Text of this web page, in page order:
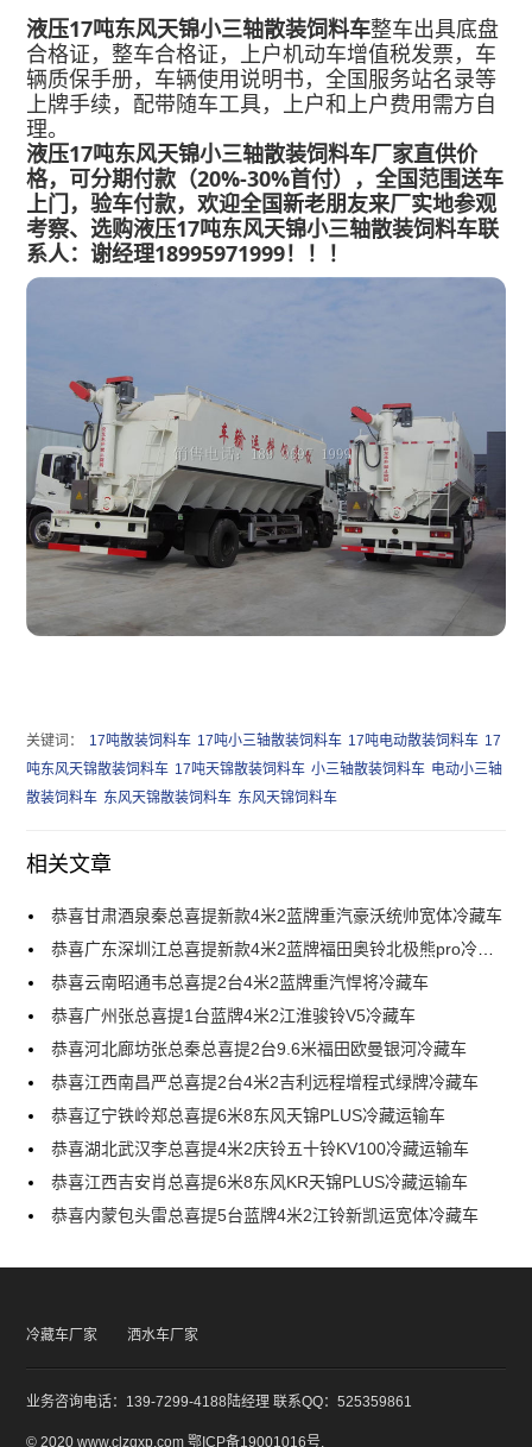
液压17吨东风天锦小三轴散装饲料车整车出具底盘
合格证，整车合格证，上户机动车增值税发票，车
辆质保手册，车辆使用说明书，全国服务站名录等
上牌手续，配带随车工具，上户和上户费用需方自
理。
液压17吨东风天锦小三轴散装饲料车厂家直供价
格，可分期付款（20%-30%首付），全国范围送车
上门，验车付款，欢迎全国新老朋友来厂实地参观
考察、选购液压17吨东风天锦小三轴散装饲料车联
系人：谢经理18995971999！ ！！
关键词： 17吨散装饲料车 17吨小三轴散装饲料车 17吨电动散装饲料车 17
吨东风天锦散装饲料车 17吨天锦散装饲料车 小三轴散装饲料车 电动小三轴
散装饲料车 东风天锦散装饲料车 东风天锦饲料车
相关文章
恭喜甘肃酒泉秦总喜提新款4米2蓝牌重汽豪沃统帅宽体冷藏车
恭喜广东深圳江总喜提新款4米2蓝牌福田奥铃北极熊pro冷藏车
恭喜云南昭通韦总喜提2台4米2蓝牌重汽悍将冷藏车
恭喜广州张总喜提1台蓝牌4米2江淮骏铃V5冷藏车
恭喜河北廊坊张总秦总喜提2台9.6米福田欧曼银河冷藏车
恭喜江西南昌严总喜提2台4米2吉利远程增程式绿牌冷藏车
恭喜辽宁铁岭郑总喜提6米8东风天锦PLUS冷藏运输车
恭喜湖北武汉李总喜提4米2庆铃五十铃KV100冷藏运输车
恭喜江西吉安肖总喜提6米8东风KR天锦PLUS冷藏运输车
恭喜内蒙包头雷总喜提5台蓝牌4米2江铃新凯运宽体冷藏车
冷藏车厂家 洒水车厂家
业务咨询电话：139-7299-4188陆经理 联系QQ：525359861
© 2020 www.clzqxp.com鄂ICP备19001016号.